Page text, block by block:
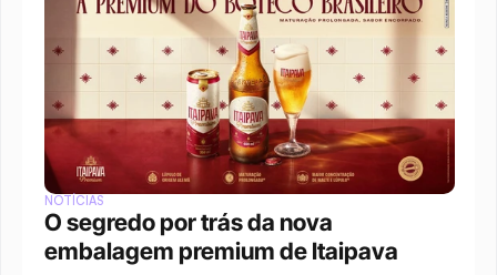
NOTÍCIAS
O segredo por trás da nova
embalagem premium de Itaipava